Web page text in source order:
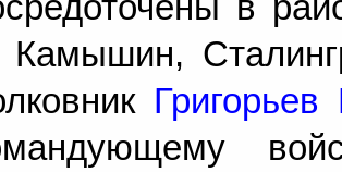
Камышин,
Григорьев